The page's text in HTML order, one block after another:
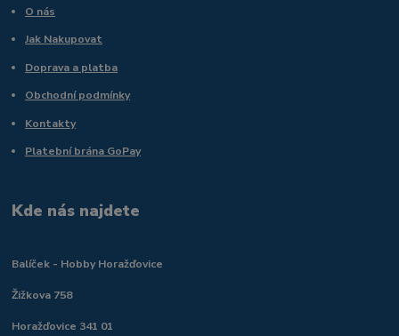
O nás
Jak Nakupovat
Doprava a platba
Obchodní podmínky
Kontakty
Platební brána GoPay
Kde nás najdete
Balíček - Hobby Horažďovice
Žižkova 758
Horažďovice 341 01